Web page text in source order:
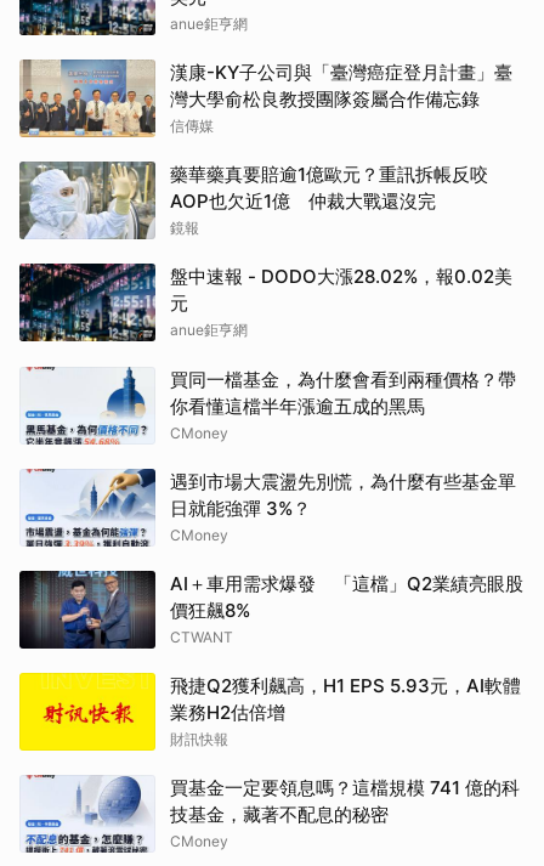
anue鉅亨網
漢康-KY子公司與「臺灣癌症登月計畫」臺
灣大學俞松良教授團隊簽屬合作備忘錄
信傳媒
藥華藥真要賠逾1億歐元？重訊拆帳反咬
AOP也欠近1億 仲裁大戰還沒完
鏡報
盤中速報 - DODO大漲28.02%，報0.02美
元
anue鉅亨網
買同一檔基金，為什麼會看到兩種價格？帶
你看懂這檔半年漲逾五成的黑馬
CMoney
遇到市場大震盪先別慌，為什麼有些基金單
日就能強彈 3%？
CMoney
AI＋車用需求爆發 「這檔」Q2業績亮眼股
價狂飆8%
CTWANT
飛捷Q2獲利飆高，H1 EPS 5.93元，AI軟體
業務H2估倍增
財訊快報
買基金一定要領息嗎？這檔規模 741 億的科
技基金，藏著不配息的秘密
CMoney